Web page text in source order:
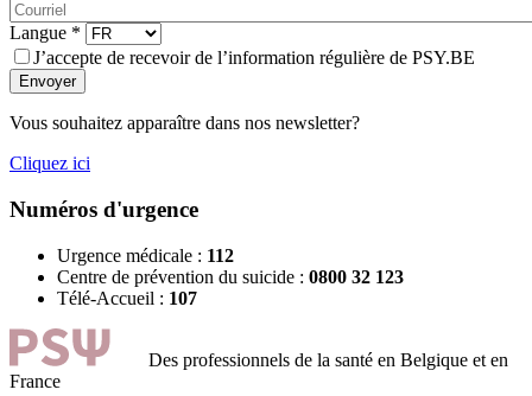
Langue *
J’accepte de recevoir de l’information régulière de PSY.BE
Envoyer
Vous souhaitez apparaître dans nos newsletter?
Cliquez ici
Numéros d'urgence
Urgence médicale : 112
Centre de prévention du suicide : 0800 32 123
Télé-Accueil : 107
Des professionnels de la santé en Belgique et en
France